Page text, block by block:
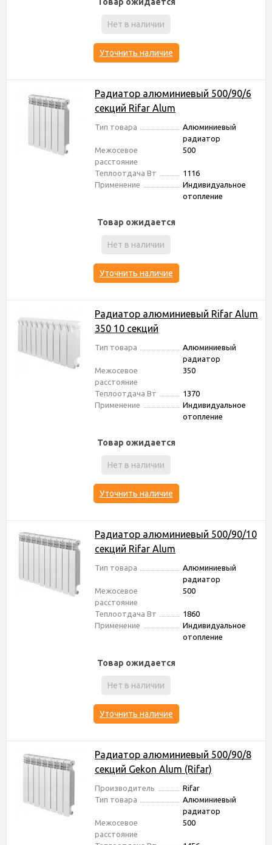
Нет в наличии
Уточнить наличие
Радиатор алюминиевый 500/90/6
секций Rifar Alum
Тип товара
Алюминиевый
радиатор
Межосевое
расстояние
500
Теплоотдача Вт
1116
Применение
Индивидуальное
отопление
Товар ожидается
Нет в наличии
Уточнить наличие
Радиатор алюминиевый Rifar Alum
350 10 секций
Тип товара
Алюминиевый
радиатор
Межосевое
расстояние
350
Теплоотдача Вт
1370
Применение
Индивидуальное
отопление
Товар ожидается
Нет в наличии
Уточнить наличие
Радиатор алюминиевый 500/90/10
секций Rifar Alum
Тип товара
Алюминиевый
радиатор
Межосевое
расстояние
500
Теплоотдача Вт
1860
Применение
Индивидуальное
отопление
Товар ожидается
Нет в наличии
Уточнить наличие
Радиатор алюминиевый 500/90/8
секций Gekon Alum (Rifar)
Производитель
Rifar
Тип товара
Алюминиевый
радиатор
Межосевое
расстояние
500